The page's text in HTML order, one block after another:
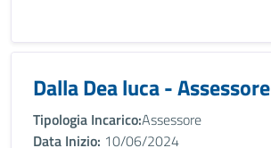
Dalla Dea luca - Assessore
Tipologia Incarico:Assessore
Data Inizio: 10/06/2024